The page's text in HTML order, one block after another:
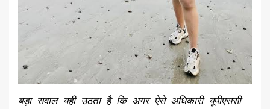
बड़ा सवाल यही उठता है कि अगर ऐसे अधिकारी यूपीएससी